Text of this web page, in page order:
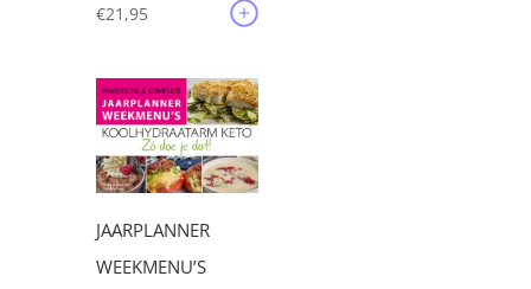
€21,95
JAARPLANNER
WEEKMENU’S